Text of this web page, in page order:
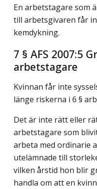
En arbetstagare som
till arbetsgivaren får
kemdykning.
7 § AFS 2007:5
arbetstagare
Kvinnan får inte
länge riskerna i 6 §
Det är inte rätt eller
arbetstagare som
arbeta med ordinarie
utelämnade till
vilken årstid hon blir
handla om att en